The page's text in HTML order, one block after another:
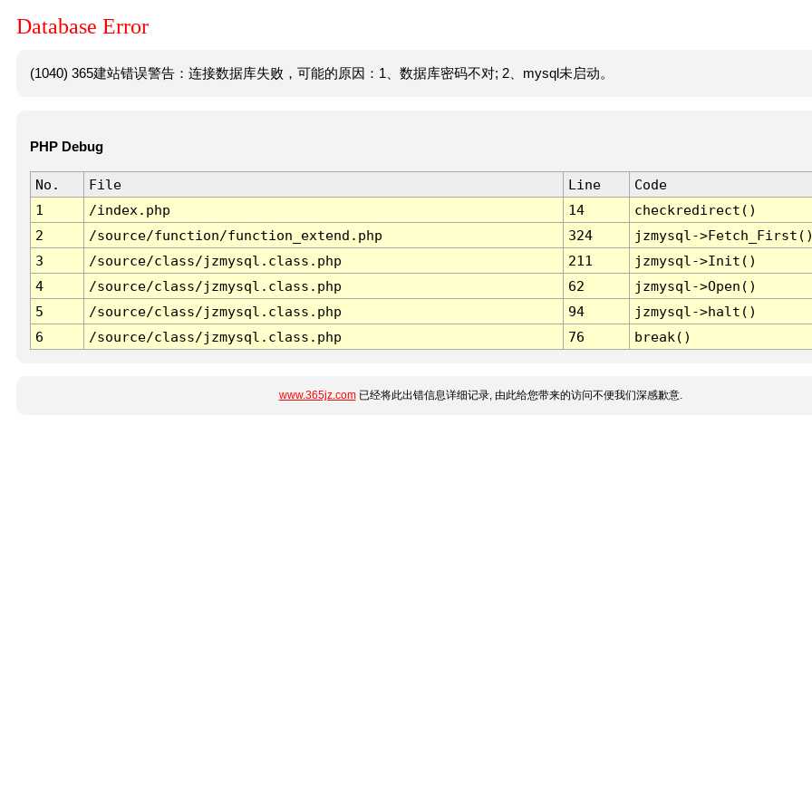
Database Error
(1040) 365建站错误警告：连接数据库失败，可能的原因：1、数据库密码不对; 2、mysql未启动。
PHP Debug
No. File Line
Code
1
/index.php 14
checkredirect()
2
/source/function/function_extend.php 324
jzmysql-
3
/source/class/jzmysql.class.php 211
jzmysql->Init()
4
/source/class/jzmysql.class.php 62
jzmysql->Open()
5
/source/class/jzmysql.class.php 94
jzmysql->halt()
6
/source/class/jzmysql.class.php 76 break()
www.365jz.com已经将此出错信息详细记录, 由此给您带来的访问不便我们深感歉意.